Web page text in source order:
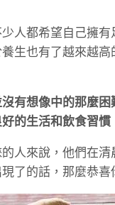
人都希望自己擁
生也有了越來越
有想像中的那麼
的生活和飲食習
人來說，他們在
了的話，那麼恭